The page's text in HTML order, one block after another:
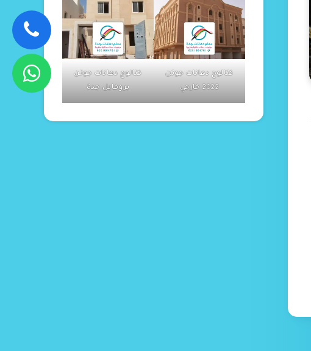
كتالوج دهانات جوتن
2022 خارجي
كتالوج دهانات جوتن
بروفايل جدة